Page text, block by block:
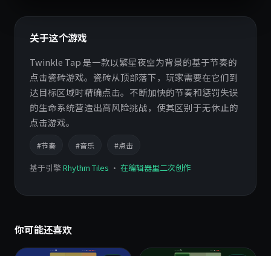
关于这个游戏
Twinkle Tap 是一款以繁星夜空为背景的基于节奏的
点击瓷砖游戏。瓷砖从顶部落下，玩家需要在它们到
达目标区域时精确点击。不断加快的节奏和惩罚失误
的生命系统营造出高风险挑战，使其区别于无休止的
点击游戏。
#节奏 #音乐 #点击
基于引擎Rhythm Tiles · 在编辑器里二次创作
你可能还喜欢